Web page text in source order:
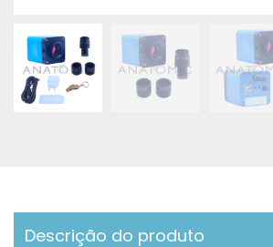
Descrição do produto